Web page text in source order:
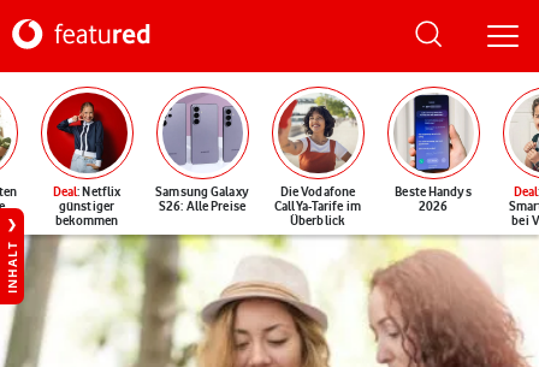
Deal: Netflix
günstiger
bekommen
Samsung Galaxy
S26: Alle Preise
Die Vodafone
CallYa-Tarife im
Überblick
Beste Handys
2026
Deal
bei
INHALT